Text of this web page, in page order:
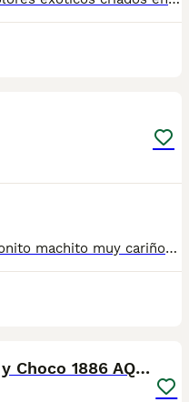
Chihuahua toy chocolate muy bonito machito muy cariñoso y sociable se entrega vacunados desparasitados y cartilla sanitaria precio real escríbenos al WhatsApp 617885222
Chihuahua Macho de Pam y Choco 1886 AQUANATURA